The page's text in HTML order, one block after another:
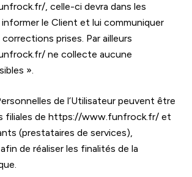
, celle-ci devra dans les
informer le Client et lui communiquer
ne collecte aucune
».
de l’Utilisateur peuvent être
filiales de https://www.funfrock.fr/ et
(prestataires de services),
de réaliser les finalités de la